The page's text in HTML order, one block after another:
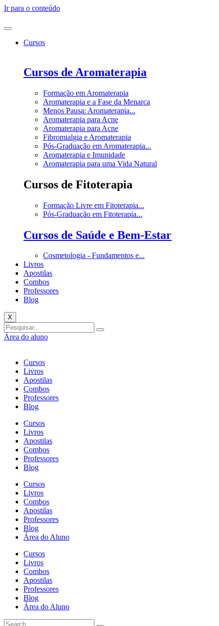
Ir para o conteúdo
Cursos
Cursos de Aromaterapia
Formação em Aromaterapia
Aromaterapia e a Fase da Menarca
Menos Pausa: Aromaterapia...
Aromaterapia para Acne
Aromaterapia para Acne
Fibromialgia e Aromaterapia
Pós-Graduação em Aromaterapia...
Aromaterapia e Imunidade
Aromaterapia para uma Vida Natural
Cursos de Fitoterapia
Formação Livre em Fitoterapia...
Pós-Graduação em Fitoterapia...
Cursos de Saúde e Bem-Estar
Cosmetologia - Fundamentos e...
Livros
Apostilas
Combos
Professores
Blog
X
Área do aluno
Cursos
Livros
Apostilas
Combos
Professores
Blog
Cursos
Livros
Apostilas
Combos
Professores
Blog
Cursos
Livros
Combos
Apostilas
Professores
Blog
Área do Aluno
Cursos
Livros
Combos
Apostilas
Professores
Blog
Área do Aluno